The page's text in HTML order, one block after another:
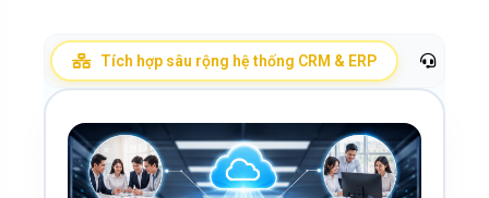
Tích hợp sâu rộng hệ thống CRM & ERP